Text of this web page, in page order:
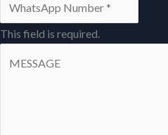
This field is required.